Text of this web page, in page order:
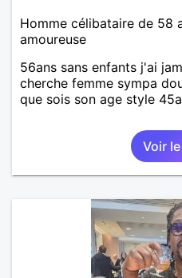
Homme célibataire de 58
amoureuse
56ans sans enfants j'ai
cherche femme sympa
que sois son age style
Voir